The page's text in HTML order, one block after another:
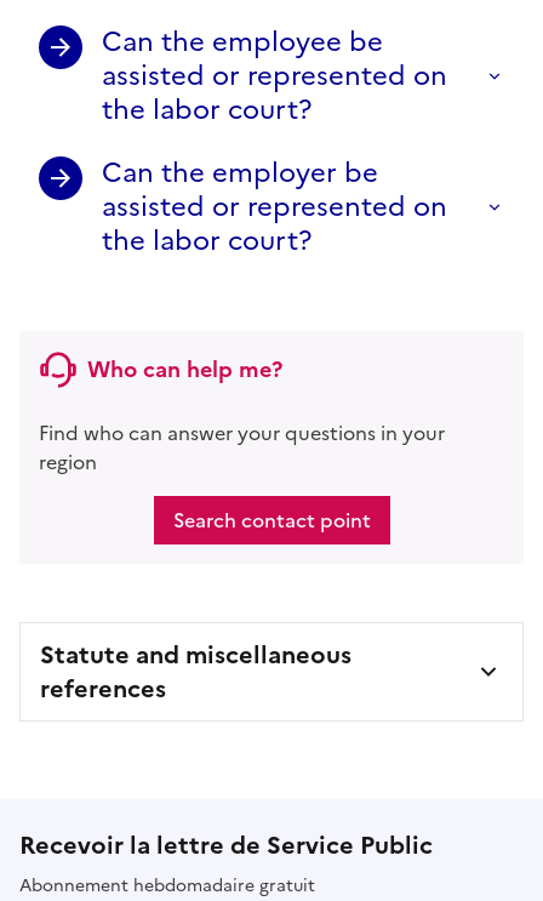
Can the employee be
assisted or represented on
the labor court?
Can the employer be
assisted or represented on
the labor court?
Who can help me?
Find who can answer your questions in your
region
Search contact point
Statute and miscellaneous
references
Recevoir la lettre de Service Public
Abonnement hebdomadaire gratuit